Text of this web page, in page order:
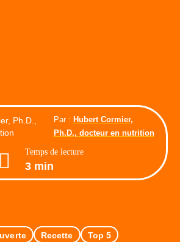
Par : Hubert Cormier,
Ph.D., docteur en nutrition
Temps de lecture
3 min
Recette Top 5